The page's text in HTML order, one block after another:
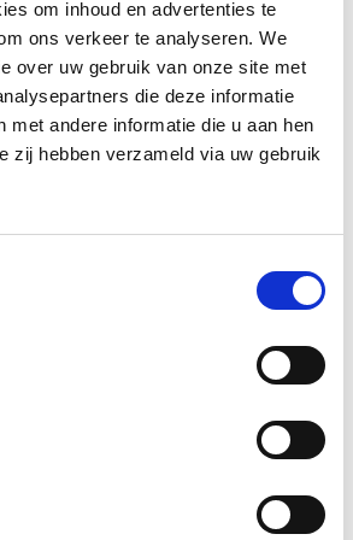
om inhoud en advertenties te
ons verkeer te analyseren. We
over uw gebruik van onze site met
die deze informatie
met andere informatie die u aan hen
zij hebben verzameld via uw gebruik
overzicht
We nemen